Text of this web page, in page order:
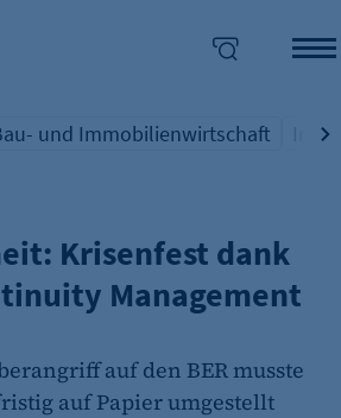
Schlagwort
und Immobilienwirtschaft
Krisenfest dank
Management
auf den BER musste
auf Papier umgestellt